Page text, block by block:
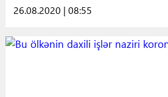
26.08.2020 | 08:55